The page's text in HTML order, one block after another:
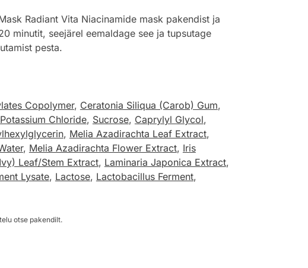
Radiant Vita Niacinamide mask pakendist ja
minutit, seejärel eemaldage see ja tupsutage
pesta.
Copolymer, Ceratonia Siliqua (Carob) Gum,
Potassium Chloride, Sucrose, Caprylyl Glycol,
, Melia Azadirachta Leaf Extract,
, Melia Azadirachta Flower Extract, Iris
Leaf/Stem Extract, Laminaria Japonica Extract,
Lysate, Lactose, Lactobacillus Ferment,
otse pakendilt.